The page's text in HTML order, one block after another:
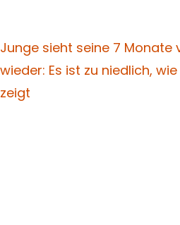
Junge sieht seine 7 Monate
wieder: Es ist zu niedlich,
zeigt